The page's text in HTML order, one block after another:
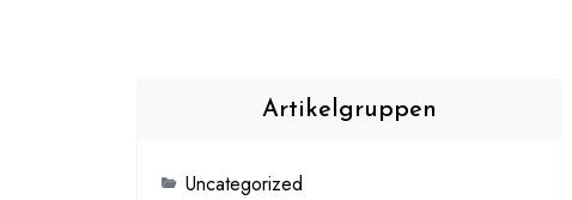
Artikelgruppen
Uncategorized